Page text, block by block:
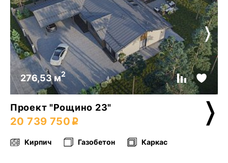
276,53 м2
Проект "Рощино 23"
20 739 750
Кирпич Газобетон Каркас